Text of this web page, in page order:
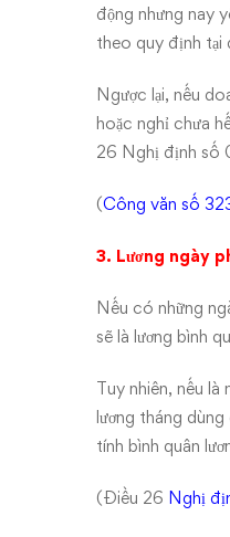
động nhưng nay
theo quy định tại
Ngược lại, nếu
hoặc nghỉ chưa
26 Nghị định
(Công văn số
3. Lương ngày
Nếu có những
sẽ là lương bình
Tuy nhiên, nếu
lương tháng
tính bình quân
(Điều 26 Nghị